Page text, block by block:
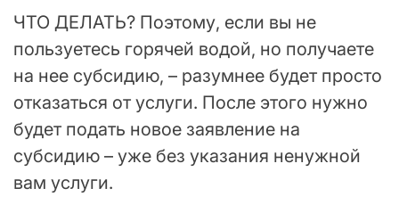
ЧТО ДЕЛАТЬ? Поэтому, если вы не
пользуетесь горячей водой, но получаете
на нее субсидию, – разумнее будет просто
отказаться от услуги. После этого нужно
будет подать новое заявление на
субсидию – уже без указания ненужной
вам услуги.